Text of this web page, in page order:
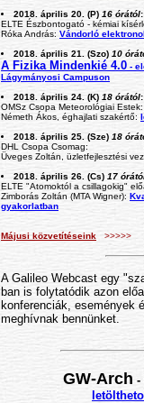
2018. április 20. (P) 16 órától:
ELTE Észbontogató - kémiai
Róka András: Vándorló
2018. április 21. (Szo) 10
A Fizika Mindenkié 4.0 -
Lágymányosi Campuson
2018. április 24. (K) 18 órától:
OMSz Csopa Meteorológiai Estek:
Németh Ákos, éghajlati szakértő:
2018. április 25. (Sze) 18
DHL Csopa Csomag:
Üveges Zoltán, üzletfejlesztési
2018. április 26. (Cs) 17
ELTE "Atomoktól a csillagokig"
Zimborás Zoltán (MTA Wigner):
gyakorlatban
Májusi közvetítéseink >>>>>
A Galileo Webcast egy
ban is folytatódik azon
konferenciák, események
meghívnak bennünket.
GW-Arch -